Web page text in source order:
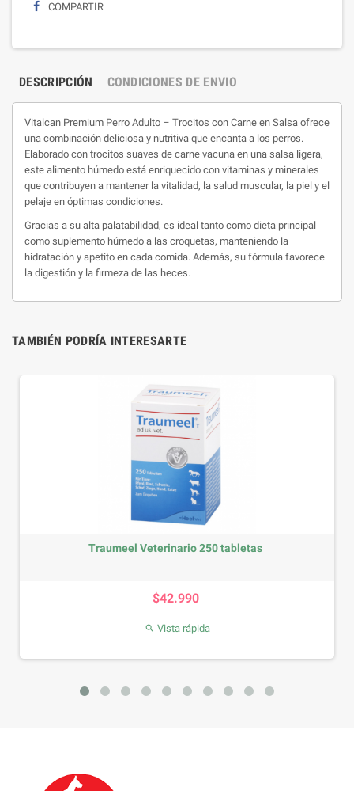
COMPARTIR
DESCRIPCIÓN CONDICIONES DE ENVIO
Vitalcan Premium Perro Adulto – Trocitos con Carne en Salsa ofrece
una combinación deliciosa y nutritiva que encanta a los perros.
Elaborado con trocitos suaves de carne vacuna en una salsa ligera,
este alimento húmedo está enriquecido con vitaminas y minerales
que contribuyen a mantener la vitalidad, la salud muscular, la piel y el
pelaje en óptimas condiciones.
Gracias a su alta palatabilidad, es ideal tanto como dieta principal
como suplemento húmedo a las croquetas, manteniendo la
hidratación y apetito en cada comida. Además, su fórmula favorece
la digestión y la firmeza de las heces.
TAMBIÉN PODRÍA INTERESARTE
Traumeel Veterinario 250 tabletas
$42.990
Vista rápida